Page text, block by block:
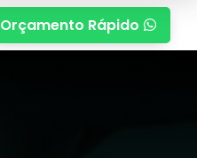
Orçamento Rápido 